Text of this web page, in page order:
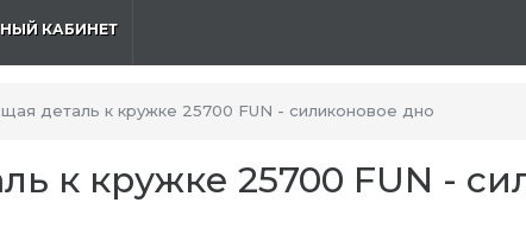
КАБИНЕТ
деталь к кружке 25700 FUN - силиконовое дно
к кружке 25700 FUN -